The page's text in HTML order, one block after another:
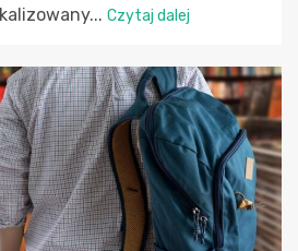
Czytaj dalej